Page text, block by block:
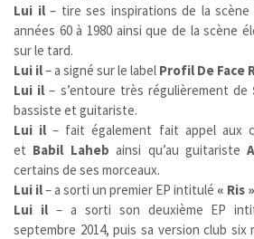
Lui il– tire ses inspirations de la
années 60 à 1980 ainsi que de la scène
sur le tard.
Lui il– a signé sur le label Profil De Face
Lui il – s’entoure très régulièrement de
bassiste et guitariste.
Lui il – fait également fait appel aux
et Babil Laheb ainsi qu’au guitariste
certains de ses morceaux.
Lui il– a sorti un premier EP intitulé « Ris »
Lui il– a sorti son deuxième EP
septembre 2014, puis sa version club six